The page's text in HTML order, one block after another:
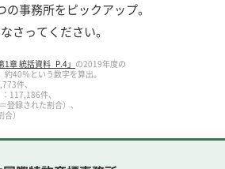
事務所をピックアップ。
さってください。
章 統括資料_P.4」 の2019年度の
40％という数字を算出。
件、
117,186件、
録された割合）、
）